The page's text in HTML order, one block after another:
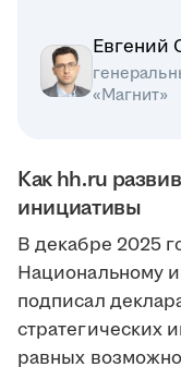
Евгений
«Магнит»
Как hh.ru
инициативы
В декабре 2025
Национальному
подписал
стратегических
равных